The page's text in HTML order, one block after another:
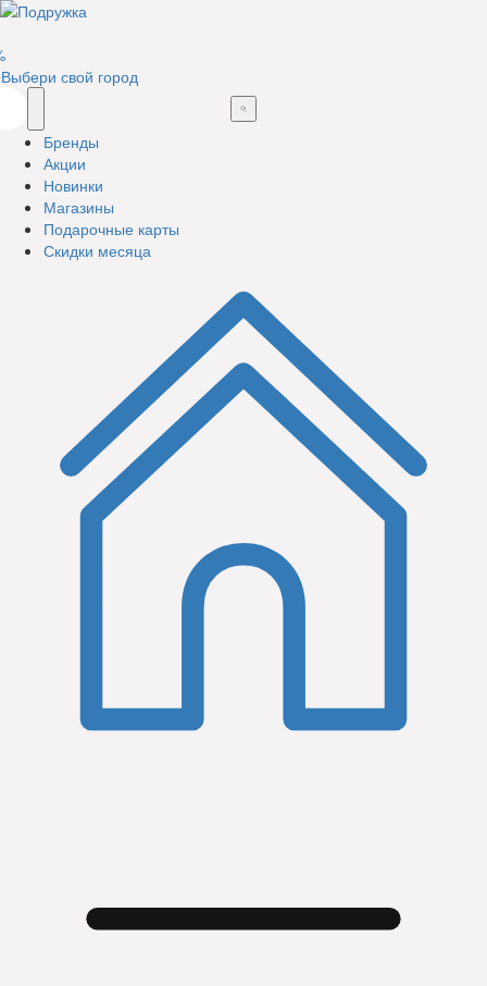
Выбери свой город
Бренды
Акции
Новинки
Магазины
Подарочные карты
Скидки месяца